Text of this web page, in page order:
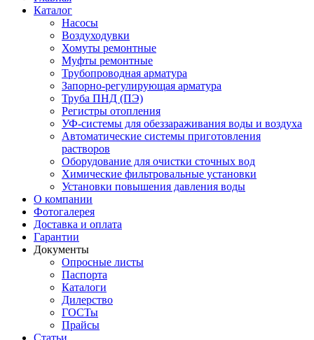
Каталог
Насосы
Воздуходувки
Хомуты ремонтные
Муфты ремонтные
Трубопроводная арматура
Запорно-регулирующая арматура
Труба ПНД (ПЭ)
Регистры отопления
УФ-системы для обеззараживания воды и воздуха
Автоматические системы приготовления
растворов
Оборудование для очистки сточных вод
Химические фильтровальные установки
Установки повышения давления воды
О компании
Фотогалерея
Доставка и оплата
Гарантии
Документы
Опросные листы
Паспорта
Каталоги
Дилерство
ГОСТы
Прайсы
Статьи